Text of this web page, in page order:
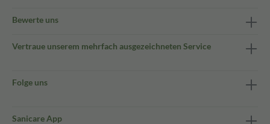
Bewerte uns
Vertraue unserem mehrfach ausgezeichneten Service
Folge uns
Sanicare App